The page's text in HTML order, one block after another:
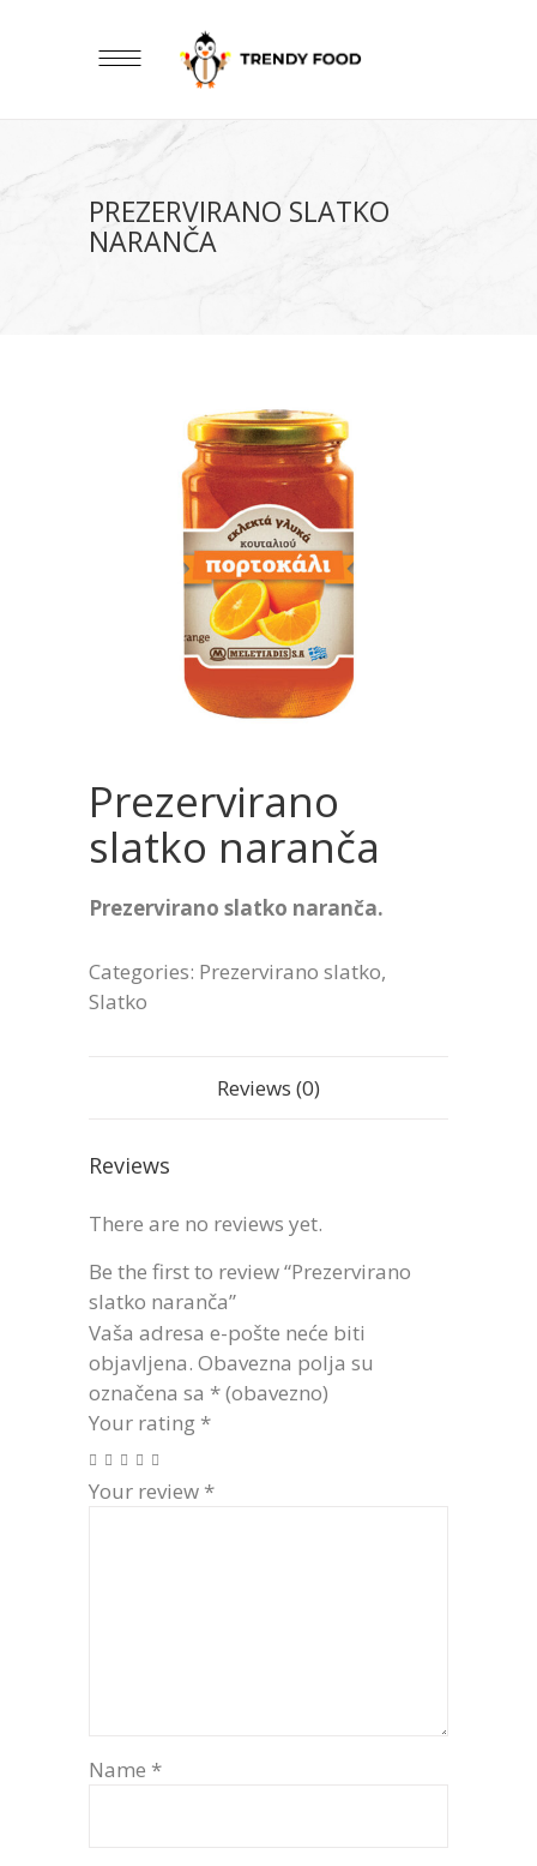
PREZERVIRANO SLATKO
NARANČA
Prezervirano
slatko naranča
Prezervirano slatko naranča.
Categories: Prezervirano slatko,
Slatko
Reviews (0)
Reviews
There are no reviews yet.
Be the first to review “Prezervirano
slatko naranča”
Vaša adresa e-pošte neće biti
objavljena. Obavezna polja su
označena sa * (obavezno)
Your rating *
Your review *
Name *